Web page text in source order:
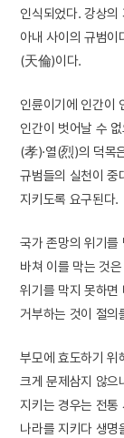
인식되었다. 강상의
아내 사이의 규범
(天倫)이다.
인륜이기에 인간이
인간이 벗어날 수
(孝)·열(烈)의 덕목
규범들의 실천이 중
지키도록 요구된다.
국가 존망의 위기를
바쳐 이를 막는 것
위기를 막지 못하면
거부하는 것이 절의
부모에 효도하기 위
크게 문제삼지 않으
지키는 경우는 전통
나라를 지키다 생